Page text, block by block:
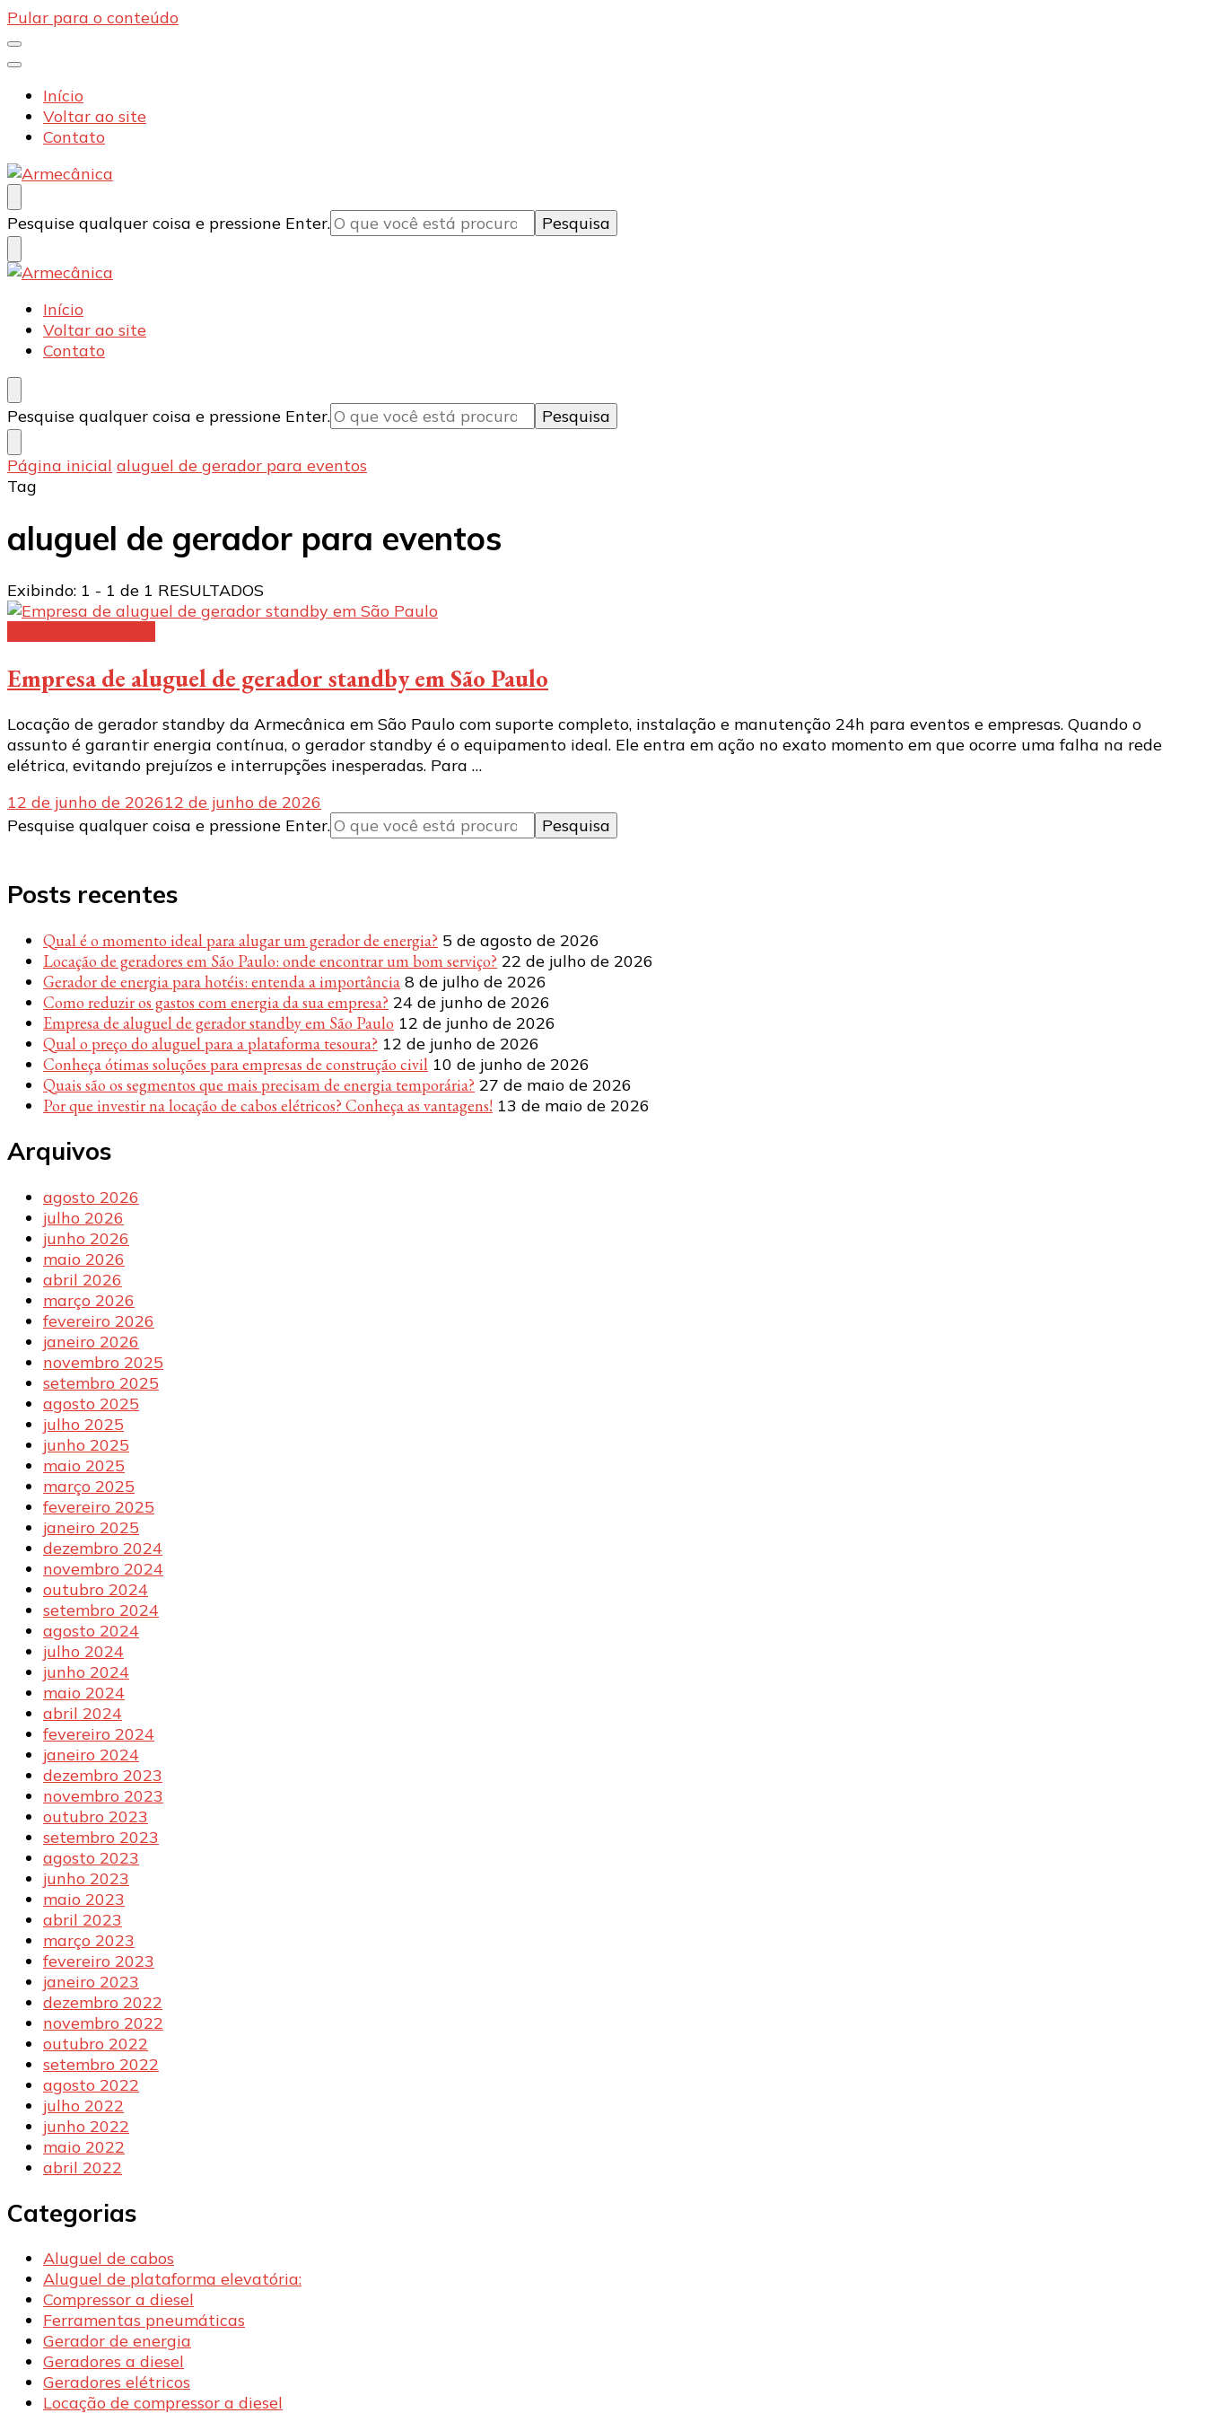
Pular para o conteúdo
Início
Voltar ao site
Contato
Armecânica
Blog
Procurando
algo?
Pesquise qualquer coisa e pressione Enter.
Armecânica
Blog
Início
Voltar ao site
Contato
Procurando
algo?
Pesquise qualquer coisa e pressione Enter.
Página inicial aluguel de gerador para eventos
Tag
aluguel de gerador para eventos
Exibindo: 1 - 1 de 1 RESULTADOS
Empresa de aluguel de gerador standby em São Paulo
Locação de gerador standby da Armecânica em São Paulo com suporte completo, instalação e manutenção 24h para eventos e empresas. Quando o
assunto é garantir energia contínua, o gerador standby é o equipamento ideal. Ele entra em ação no exato momento em que ocorre uma falha na rede
elétrica, evitando prejuízos e interrupções inesperadas. Para …
12 de junho de 202612 de junho de 2026
Procurando
Pesquise qualquer coisa e pressione Enter.
Posts recentes
Qual é o momento ideal para alugar um gerador de energia? 5 de agosto de 2026
Locação de geradores em São Paulo: onde encontrar um bom serviço? 22 de julho de 2026
Gerador de energia para hotéis: entenda a importância 8 de julho de 2026
Como reduzir os gastos com energia da sua empresa? 24 de junho de 2026
Empresa de aluguel de gerador standby em São Paulo 12 de junho de 2026
Qual o preço do aluguel para a plataforma tesoura? 12 de junho de 2026
Conheça ótimas soluções para empresas de construção civil 10 de junho de 2026
Quais são os segmentos que mais precisam de energia temporária? 27 de maio de 2026
Por que investir na locação de cabos elétricos? Conheça as vantagens! 13 de maio de 2026
Arquivos
agosto 2026
julho 2026
junho 2026
maio 2026
abril 2026
março 2026
fevereiro 2026
janeiro 2026
novembro 2025
setembro 2025
agosto 2025
julho 2025
junho 2025
maio 2025
março 2025
fevereiro 2025
janeiro 2025
dezembro 2024
novembro 2024
outubro 2024
setembro 2024
agosto 2024
julho 2024
junho 2024
maio 2024
abril 2024
fevereiro 2024
janeiro 2024
dezembro 2023
novembro 2023
outubro 2023
setembro 2023
agosto 2023
junho 2023
maio 2023
abril 2023
março 2023
fevereiro 2023
janeiro 2023
dezembro 2022
novembro 2022
outubro 2022
setembro 2022
agosto 2022
julho 2022
junho 2022
maio 2022
abril 2022
Categorias
Aluguel de cabos
Aluguel de plataforma elevatória:
Compressor a diesel
Ferramentas pneumáticas
Gerador de energia
Geradores a diesel
Geradores elétricos
Locação de compressor a diesel